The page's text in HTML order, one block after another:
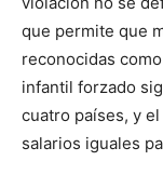
que permite que
reconocidas
infantil forzado
cuatro países, y
salarios iguales